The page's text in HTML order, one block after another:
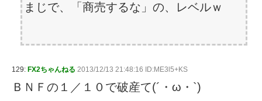
まじで、「商売するな」の、レベルｗ
129: FX2ちゃんねる 2013/12/13 21:48:16 ID:ME3l5+KS
ＢＮＦの１／１０で破産て(´・ω・`)